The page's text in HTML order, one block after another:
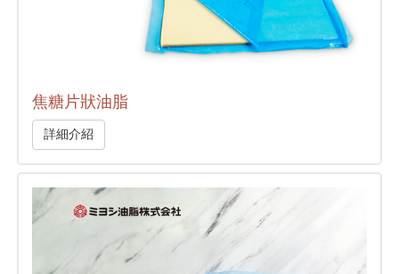
焦糖片狀油脂
詳細介紹